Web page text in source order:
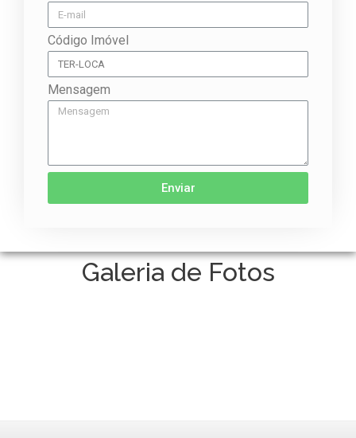
Código Imóvel
Mensagem
Enviar
Galeria de Fotos